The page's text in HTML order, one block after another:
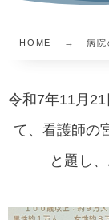
HOME 病院
令和7年11月
て、看護師の
と題し